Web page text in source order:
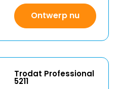
Ontwerp nu
Trodat Professional
5211